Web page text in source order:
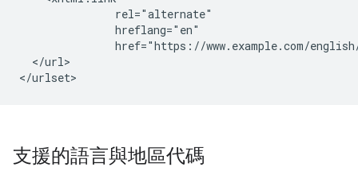
               rel="alternate"
               hreflang="en"
href="https://www.example.com/
  </url>
</urlset>
支援的語言與地區代碼